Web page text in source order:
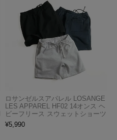
ロサンゼルスアパレル LOSANGE
LES APPAREL HF02 14オンス ヘ
ビーフリース スウェットショーツ
¥5,990